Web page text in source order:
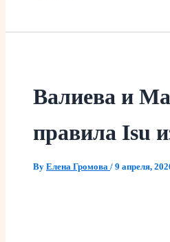
Валиева и
правила Isu
By Елена Громова / 9 апреля,